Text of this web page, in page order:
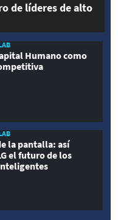
de líderes de alto
Humano como
la pantalla: así
el futuro de los